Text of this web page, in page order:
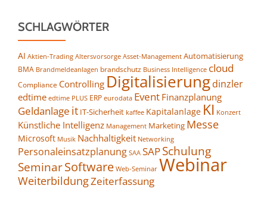
SCHLAGWÖRTER
AI Aktien-Trading Altersvorsorge Asset-Management Automatisierung
BMA Brandmeldeanlagen brandschutz Business Intelligence cloud
Compliance Controlling Digitalisierungdinzler
edtime edtime PLUS ERP eurodata Event Finanzplanung
Geldanlage it IT-Sicherheit kaffee Kapitalanlage KI Konzert
Künstliche Intelligenz Management Marketing Messe
Microsoft Musik Nachhaltigkeit Networking
Personaleinsatzplanung SAA SAPSchulung
SeminarSoftware Web-Seminar Webinar
WeiterbildungZeiterfassung